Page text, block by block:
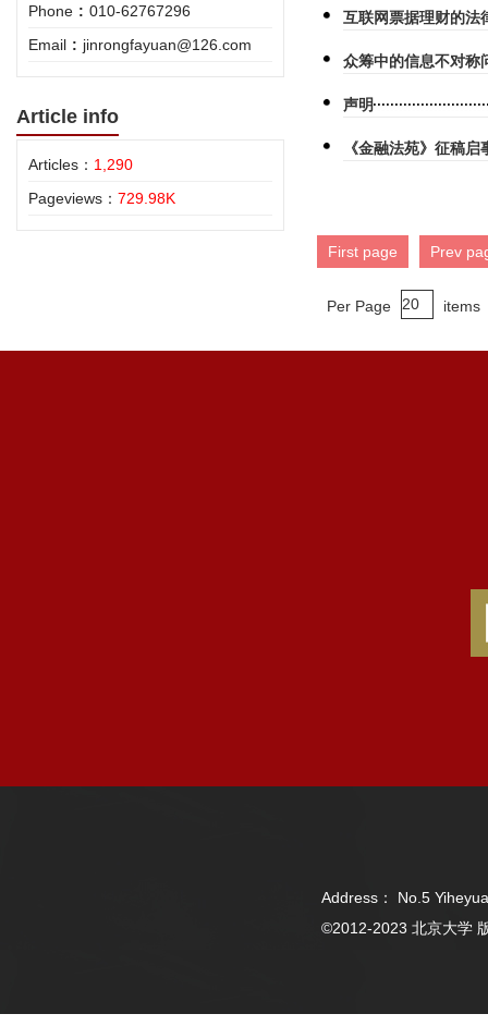
Phone : 010-62767296
Email : jinrongfayuan@126.com
Article info
Articles： 1,290
Pageviews： 729.98K
互联网票据理财的法
众筹中的信息不对称
声明
《金融法苑》征稿启
First page Prev
Per Page items
Address： No.5
©2012-2023 北京大学